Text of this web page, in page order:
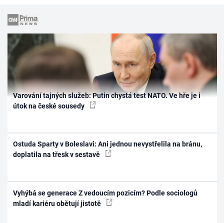
Varování tajných služeb: Putin chystá test NATO. Ve hře je i
útok na české sousedy
Ostuda Sparty v Boleslavi: Ani jednou nevystřelila na bránu,
doplatila na třesk v sestavě
Vyhýbá se generace Z vedoucím pozicím? Podle sociologů
mladí kariéru obětují jistotě